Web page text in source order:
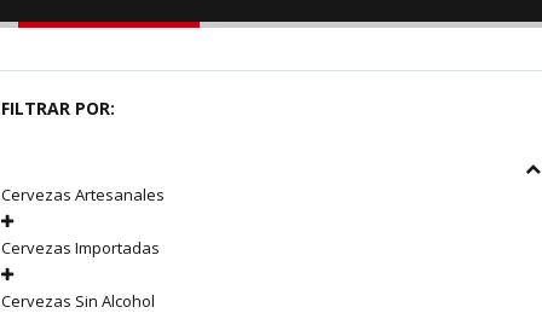
FILTRAR POR:
Cervezas Artesanales
Cervezas Importadas
Cervezas Sin Alcohol